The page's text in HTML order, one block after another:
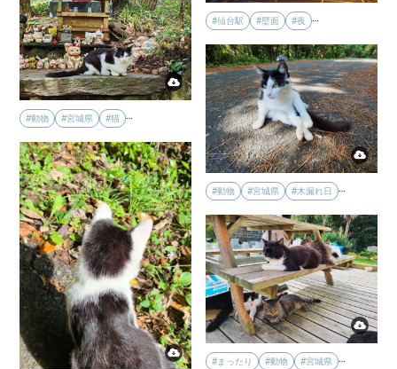
#仙台駅 #壁面 #夜
#動物 #宮城県 #猫
#動物 #宮城県 #木漏れ日
#まったり #動物 #宮城県 …